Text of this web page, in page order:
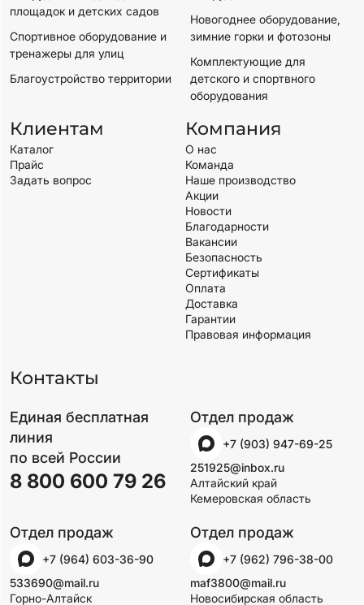
площадок и детских садов
Спортивное оборудование и
тренажеры для улиц
Благоустройство территории
Новогоднее оборудование,
зимние горки и фотозоны
Комплектующие для
детского и спортвного
оборудования
Клиентам
Каталог
Прайс
Задать вопрос
Компания
О нас
Команда
Наше производство
Акции
Новости
Благодарности
Вакансии
Безопасность
Сертификаты
Оплата
Доставка
Гарантии
Правовая информация
Контакты
Единая бесплатная
линия
по всей России
8 800 600 79 26
Отдел продаж
+7 (903) 947-69-25
251925@inbox.ru
Алтайский край
Кемеровская область
Отдел продаж
+7 (964) 603-36-90
533690@mail.ru
Горно-Алтайск
Отдел продаж
+7 (962) 796-38-00
maf3800@mail.ru
Новосибирская область